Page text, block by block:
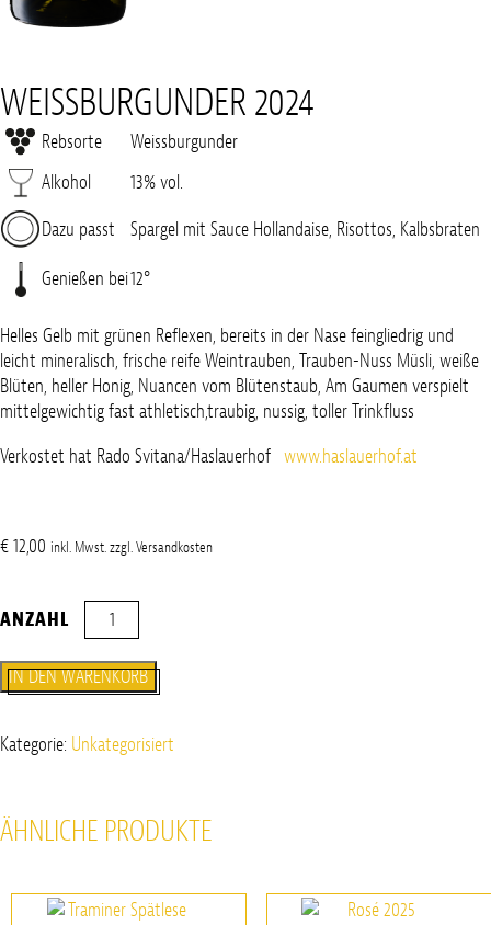
WEISSBURGUNDER 2024
Rebsorte
Weissburgunder
Alkohol
13% vol.
Dazu passt
Spargel mit Sauce Hollandaise, Risottos, Kalbsbraten
Genießen bei12°
Helles Gelb mit grünen Reflexen, bereits in der Nase feingliedrig und
leicht mineralisch, frische reife Weintrauben, Trauben-Nuss Müsli, weiße
Blüten, heller Honig, Nuancen vom Blütenstaub, Am Gaumen verspielt
mittelgewichtig fast athletisch,traubig, nussig, toller Trinkfluss
Verkostet hat Rado Svitana/Haslauerhof www.haslauerhof.at
€12,00 inkl. Mwst. zzgl. Versandkosten
Weissburgunder
2024
Menge
IN DEN WARENKORB
Kategorie: Unkategorisiert
ÄHNLICHE PRODUKTE